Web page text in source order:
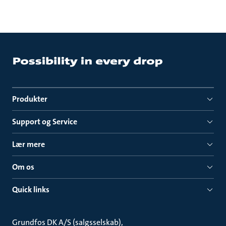
Produkter
Support og Service
Lær mere
Om os
Quick links
Grundfos DK A/S (salgsselskab)